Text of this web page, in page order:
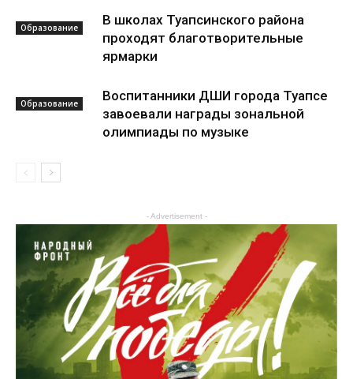
Образование
Образование
В школах Туапсинского района
проходят благотворительные
ярмарки
Культура
Воспитанники ДШИ города Туапсе
завоевали награды зональной
олимпиады по музыке
- Advertisement -